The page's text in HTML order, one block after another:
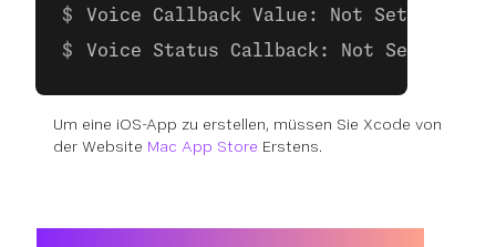
Voice Callback Value: Not Set
Voice Status Callback: Not Set
Um eine iOS-App zu erstellen, müssen Sie Xcode von
der Website Mac App Store Erstens.